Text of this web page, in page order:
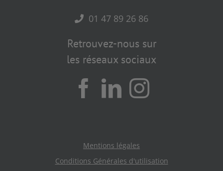
01 47 89 26 86
Retrouvez-nous sur
les réseaux sociaux
Mentions légales
Conditions Générales d'utilisation